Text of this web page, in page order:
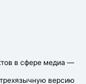
в сфере медиа —
версию